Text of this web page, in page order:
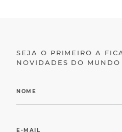
SEJA O PRIMEIRO A
NOVIDADES DO